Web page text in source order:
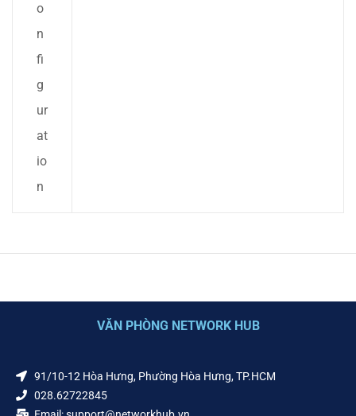
o
n
fi
g
ur
at
io
n
VĂN PHÒNG NETWORK HUB
91/10-12 Hòa Hưng, Phường Hòa Hưng, TP.HCM
028.62722845